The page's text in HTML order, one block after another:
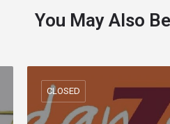
You May Also
CLOSED